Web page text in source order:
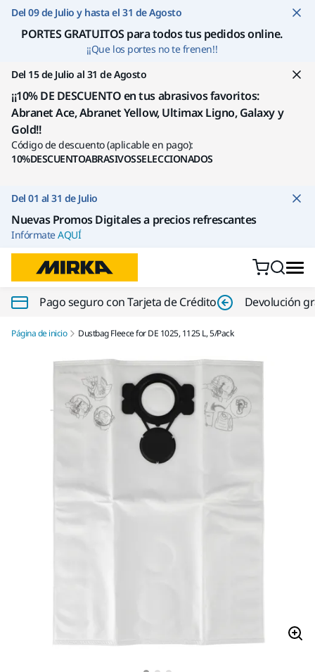
Ir a contenido
Del 09 de Julio y hasta el 31 de Agosto
PORTES GRATUITOS para todos tus pedidos online.
¡¡Que los portes no te frenen!!
Del 15 de Julio al 31 de Agosto
¡¡10% DE DESCUENTO en tus abrasivos favoritos:
Abranet Ace, Abranet Yellow, Ultimax Ligno, Galaxy y
Gold!!
Código de descuento (aplicable en pago):
10%DESCUENTOABRASIVOSSELECCIONADOS
Del 01 al 31 de Julio
Nuevas Promos Digitales a precios refrescantes
InfórmateAQUÍ
Pago seguro con Tarjeta de Crédito Devolución
Página de inicio Dustbag Fleece for DE 1025, 1125 L, 5/Pack